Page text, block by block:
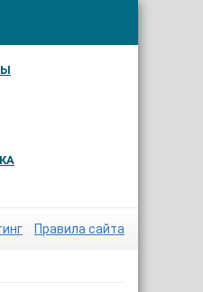
Правила сайта